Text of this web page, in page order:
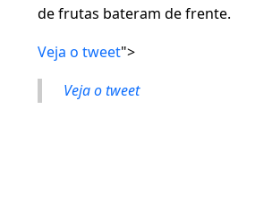
de frutas bateram de frente.
Veja o tweet">
Veja o tweet